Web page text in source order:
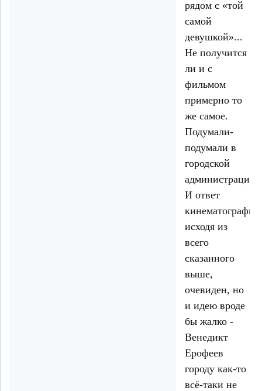
рядом с «той
самой
девушкой»...
Не получится
ли и с
фильмом
примерно то
же самое.
Подумали-
подумали в
городской
администрации.
И ответ
исходя из
всего
сказанного
выше,
очевиден, но
и идею вроде
бы жалко -
Венедикт
Ерофеев
городу как-то
всё-таки не